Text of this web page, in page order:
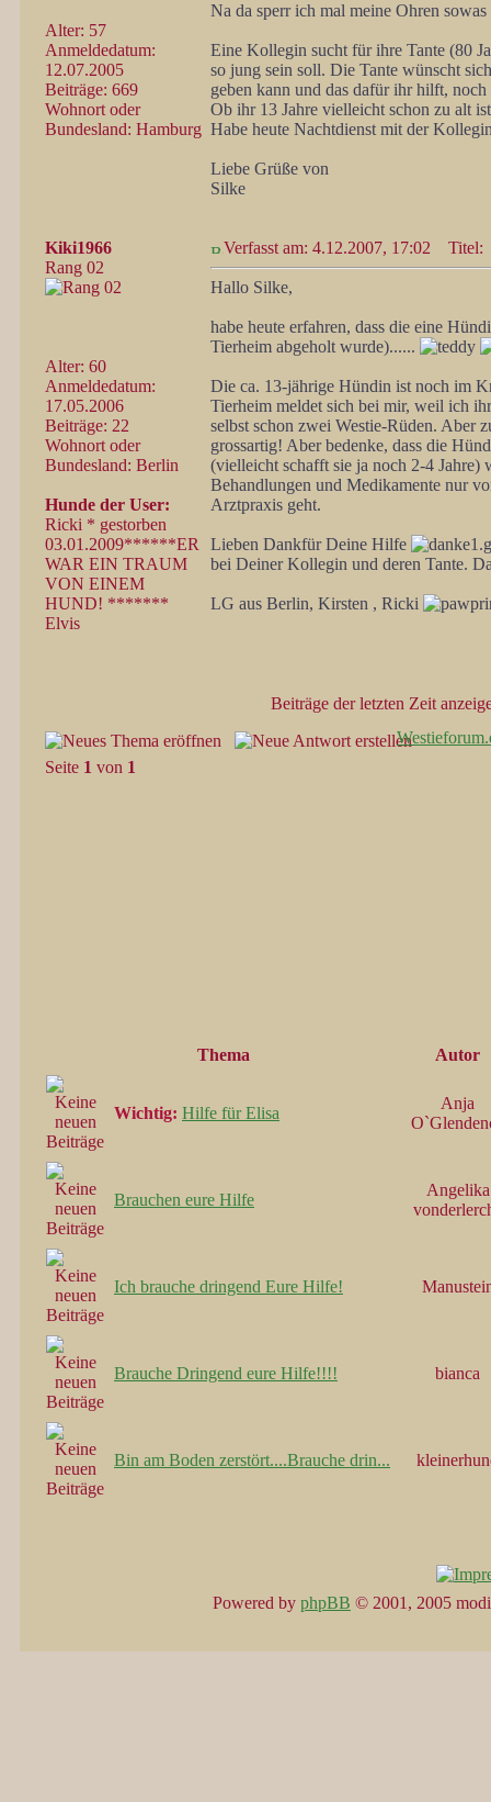
Alter: 57
Anmeldedatum:
12.07.2005
Beiträge: 669
Wohnort oder
Bundesland: Hamburg
Na da sperr ich mal meine Ohren
Eine Kollegin sucht für ihre Tante (80
so jung sein soll. Die Tante wünscht
geben kann und das dafür ihr hilft,
Ob ihr 13 Jahre vielleicht schon zu alt
Habe heute Nachtdienst mit der
Liebe Grüße von
Silke
Kiki1966
Rang 02
Alter: 60
Anmeldedatum:
17.05.2006
Beiträge: 22
Wohnort oder
Bundesland: Berlin
Hunde der User:
Ricki * gestorben
03.01.2009******ER
WAR EIN TRAUM
VON EINEM
HUND! *******
Elvis
Verfasst am: 4.12.2007, 17:02 Titel:
Hallo Silke,
habe heute erfahren, dass die eine
Tierheim abgeholt wurde)......
Die ca. 13-jährige Hündin ist noch im
Tierheim meldet sich bei mir, weil ich
selbst schon zwei Westie-Rüden. Aber
grossartig! Aber bedenke, dass die
(vielleicht schafft sie ja noch 2-4
Behandlungen und Medikamente nur
Arztpraxis geht.
Lieben Dankfür Deine Hilfe
bei Deiner Kollegin und deren Tante.
LG aus Berlin, Kirsten , Ricki
Beiträge der letzten Zeit
Seite 1 von 1
Thema Autor
Wichtig: Hilfe für Elisa
Anja
Brauchen eure Hilfe
Angelika
Ich brauche dringend Eure Hilfe!
Brauche Dringend eure Hilfe!!!! bianca
Bin am Boden zerstört....Brauche drin...
Powered by phpBB © 2001, 2005